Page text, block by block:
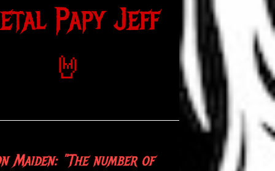
Papy Jeff
🤘
Sabbath: "War Pigs, to